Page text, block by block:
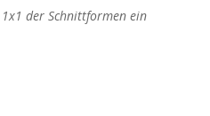
der Schnittformen ein